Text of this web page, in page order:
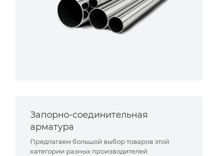
Запорно-соединительная
арматура
Предлагаем большой выбор товаров этой
категории разных производителей.